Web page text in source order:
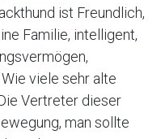
ist Freundlich,
Familie, intelligent,
viele sehr alte
Vertreter dieser
man sollte